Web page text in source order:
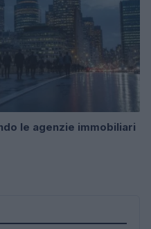
le agenzie immobiliari